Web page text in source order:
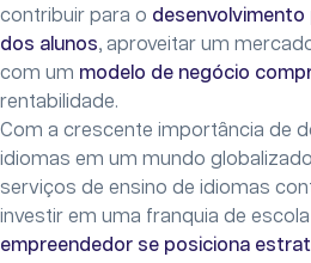
contribuir para o
dos alunos, aproveitar um
com um modelo de negócio
rentabilidade.
Com a crescente importância de
idiomas em um mundo
serviços de ensino de idiomas
investir em uma franquia de
empreendedor se posiciona